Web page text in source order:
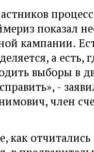
показал
кампании.
а есть,
выборы в
-
член
как